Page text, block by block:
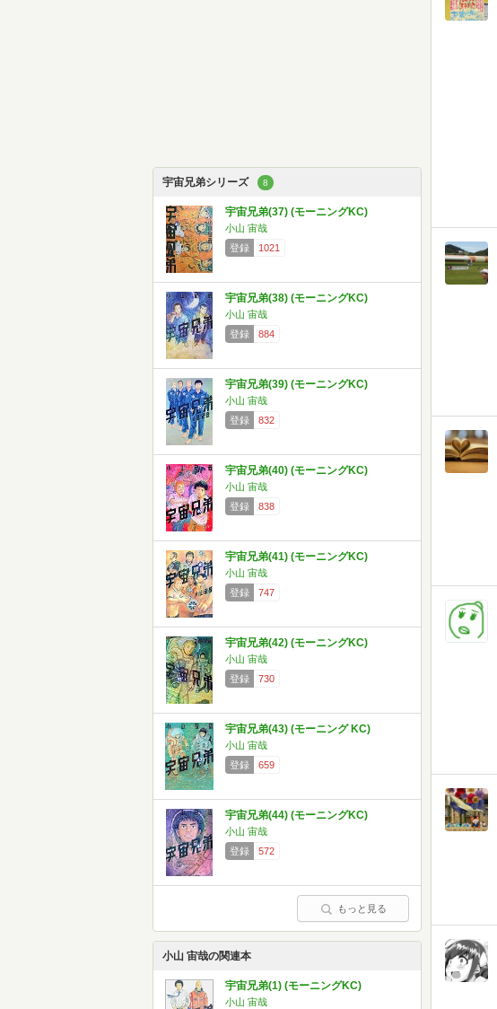
宇宙兄弟シリーズ 8
宇宙兄弟(37) (モーニングKC)
小山 宙哉
登録
1021
宇宙兄弟(38) (モーニングKC)
小山 宙哉
登録
884
宇宙兄弟(39) (モーニングKC)
小山 宙哉
登録
832
宇宙兄弟(40) (モーニングKC)
小山 宙哉
登録
838
宇宙兄弟(41) (モーニングKC)
小山 宙哉
登録
747
宇宙兄弟(42) (モーニングKC)
小山 宙哉
登録
730
宇宙兄弟(43) (モーニング KC)
小山 宙哉
登録
659
宇宙兄弟(44) (モーニングKC)
小山 宙哉
登録
572
もっと見る
小山 宙哉の関連本
宇宙兄弟(1) (モーニングKC)
小山 宙哉